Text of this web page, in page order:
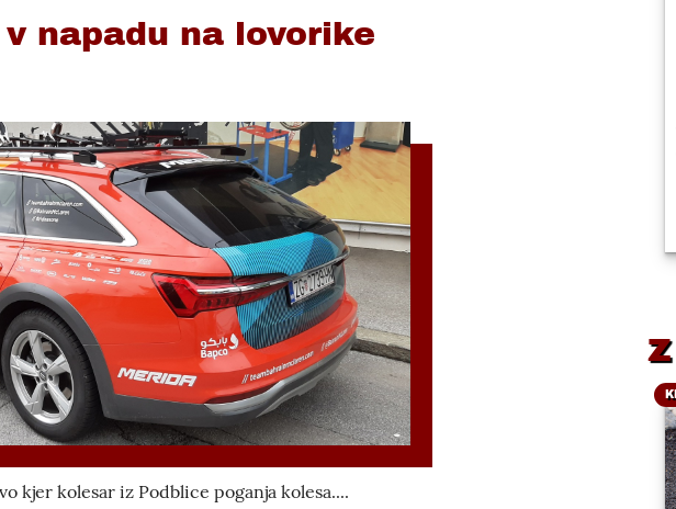
napadu na lovorike
kjer kolesar iz Podblice poganja kolesa....